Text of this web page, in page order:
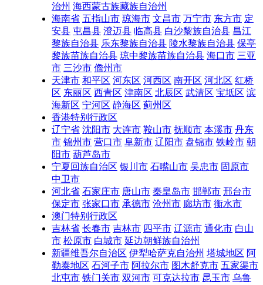
治州 海西蒙古族藏族自治州
海南省 五指山市 琼海市 文昌市 万宁市 东方市 定
安县 屯昌县 澄迈县 临高县 白沙黎族自治县 昌江
黎族自治县 乐东黎族自治县 陵水黎族自治县 保亭
黎族苗族自治县 琼中黎族苗族自治县 海口市 三亚
市 三沙市 儋州市
天津市 和平区 河东区 河西区 南开区 河北区 红桥
区 东丽区 西青区 津南区 北辰区 武清区 宝坻区 滨
海新区 宁河区 静海区 蓟州区
香港特别行政区
辽宁省 沈阳市 大连市 鞍山市 抚顺市 本溪市 丹东
市 锦州市 营口市 阜新市 辽阳市 盘锦市 铁岭市 朝
阳市 葫芦岛市
宁夏回族自治区 银川市 石嘴山市 吴忠市 固原市
中卫市
河北省 石家庄市 唐山市 秦皇岛市 邯郸市 邢台市
保定市 张家口市 承德市 沧州市 廊坊市 衡水市
澳门特别行政区
吉林省 长春市 吉林市 四平市 辽源市 通化市 白山
市 松原市 白城市 延边朝鲜族自治州
新疆维吾尔自治区 伊犁哈萨克自治州 塔城地区 阿
勒泰地区 石河子市 阿拉尔市 图木舒克市 五家渠市
北屯市 铁门关市 双河市 可克达拉市 昆玉市 乌鲁